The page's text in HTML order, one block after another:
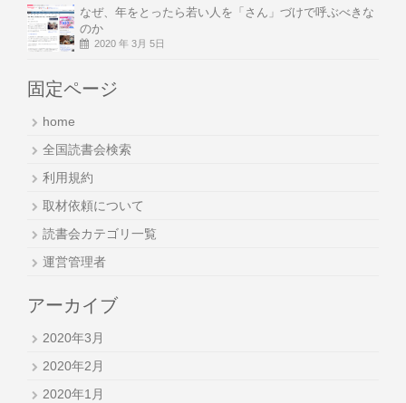
なぜ、年をとったら若い人を「さん」づけで呼ぶべきな
のか
2020 年 3月 5日
固定ページ
home
全国読書会検索
利用規約
取材依頼について
読書会カテゴリ一覧
運営管理者
アーカイブ
2020年3月
2020年2月
2020年1月